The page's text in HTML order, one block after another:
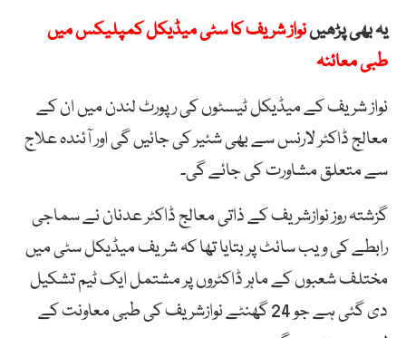
یہ بھی پڑھیںنواز شریف کا سٹی میڈیکل کمپلیکس میں
طبی معائنہ
نواز شریف کے میڈیکل ٹیسٹوں کی رپورٹ لندن میں ان کے
معالج ڈاکٹر لارنس سے بھی شئیر کی جائیں گی اور آئندہ علاج
سے متعلق مشاورت کی جائے گی۔
گزشتہ روز نوازشریف کے ذاتی معالج ڈاکٹر عدنان نے سماجی
رابطے کی ویب سائٹ پر بتایا تھا کہ شریف میڈیکل سٹی میں
مختلف شعبوں کے ماہر ڈاکٹروں پر مشتمل ایک ٹیم تشکیل
دی گئی ہے جو 24 گھنٹے نوازشریف کی طبی معاونت کے